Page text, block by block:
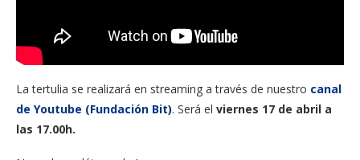
La tertulia se realizará en streaming a través de nuestro canal
de Youtube (Fundación Bit). Será el viernes 17 de abril a
las 17.00h.